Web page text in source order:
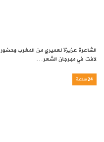
الشاعرة عزيزة لعميري من المغرب وحضور
لافت في مهرجان الشعر…
24 ساعة